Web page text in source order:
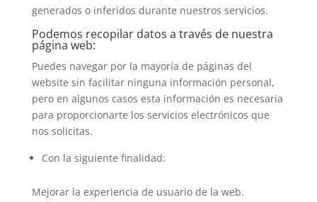
generados o inferidos durante nuestros servicios.
Podemos recopilar datos a través de nuestra
página web:
Puedes navegar por la mayoría de páginas del
website sin facilitar ninguna información personal,
pero en algunos casos esta información es necesaria
para proporcionarte los servicios electrónicos que
nos solicitas.
Con la siguiente finalidad:
Mejorar la experiencia de usuario de la web.